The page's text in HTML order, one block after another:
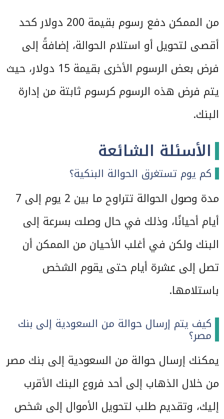
من الممكن دفع رسوم بقيمة 200 دولار كحد
أقصى لتحويل أو استلام الحوالة، إضافةً إلى
فرض بعض الرسوم الأخرى بقيمة 15 دولار، حيث
يتم فرض هذه الرسوم كرسوم ثابتة من إدارة
البنك.
الأسئلة الشائعة
كم يوم تستغرق الحوالة البنكية؟
مدة وصول الحوالة تتراوح ما بين 2 يوم إلى 7
أيام أحيانًا، وذلك في حال وصلت بسرعة إلى
البنك ولكن في أغلب الأحيان من الممكن أن
تصل إلى عشرة أيام حتى يقوم الشخص
باستلامها.
كيف يتم إرسال حوالة من السعودية إلى بنك
مصر؟
يمكنك إرسال حوالة من السعودية إلى بنك مصر
من خلال الذهاب إلى أحد فروع البنك الأقرب
إليك، وتقديم طلب لتحويل الأموال إلى شخص